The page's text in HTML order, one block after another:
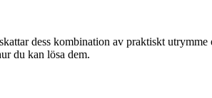
dess kombination av praktiskt
du kan lösa dem.